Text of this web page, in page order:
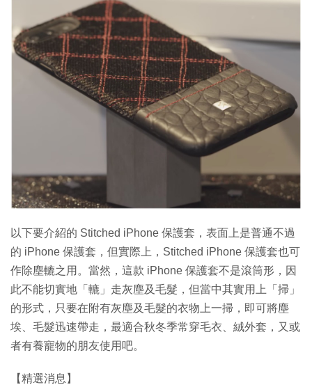
EduTech
IT Times
生成式AI與雲端應用
Enterprise Digital Transformation
以下要介紹的 Stitched iPhone 保護套，表面上是普通不過
的 iPhone 保護套，但實際上，Stitched iPhone 保護套也可
作除塵轆之用。當然，這款 iPhone 保護套不是滾筒形，因
此不能切實地「轆」走灰塵及毛髮，但當中其實用上「掃」
的形式，只要在附有灰塵及毛髮的衣物上一掃，即可將塵
埃、毛髮迅速帶走，最適合秋冬季常穿毛衣、絨外套，又或
者有養寵物的朋友使用吧。
【精選消息】